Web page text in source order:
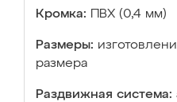
Кромка: ПВХ (0,4 мм)
Размеры:
размера
Раздвижная система: